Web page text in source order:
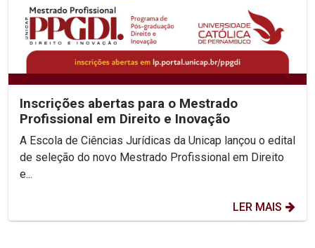
Inscrições abertas para o Mestrado
Profissional em Direito e Inovação
A Escola de Ciências Jurídicas da Unicap lançou o edital
de seleção do novo Mestrado Profissional em Direito
e...
LER MAIS